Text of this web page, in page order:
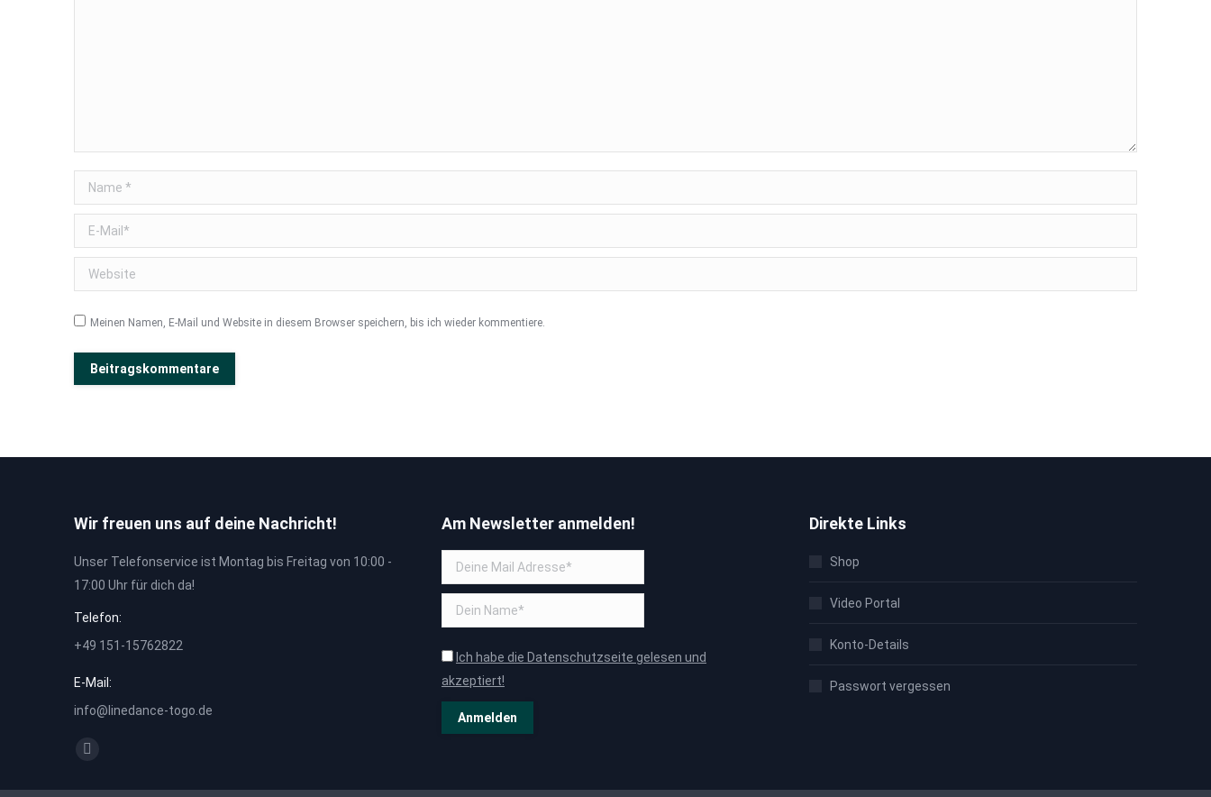
Name *
E-Mail *
Website
Meinen Namen, E-Mail und Website in diesem Browser speichern, bis ich wieder kommentiere.
Beitragskommentare
Wir freuen uns auf deine Nachricht!
Unser Telefonservice ist Montag bis Freitag von 10:00 -
17:00 Uhr für dich da!
Telefon:
+49 151-15762822
E-Mail:
info@linedance-togo.de
Finden Sie uns auf:
Am Newsletter anmelden!
Ich habe die Datenschutzseite gelesen und
akzeptiert!
Direkte Links
Shop
Video Portal
Konto-Details
Passwort vergessen